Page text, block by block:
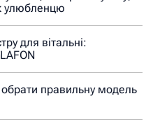
улюбленцю
для вітальні:
правильну модель